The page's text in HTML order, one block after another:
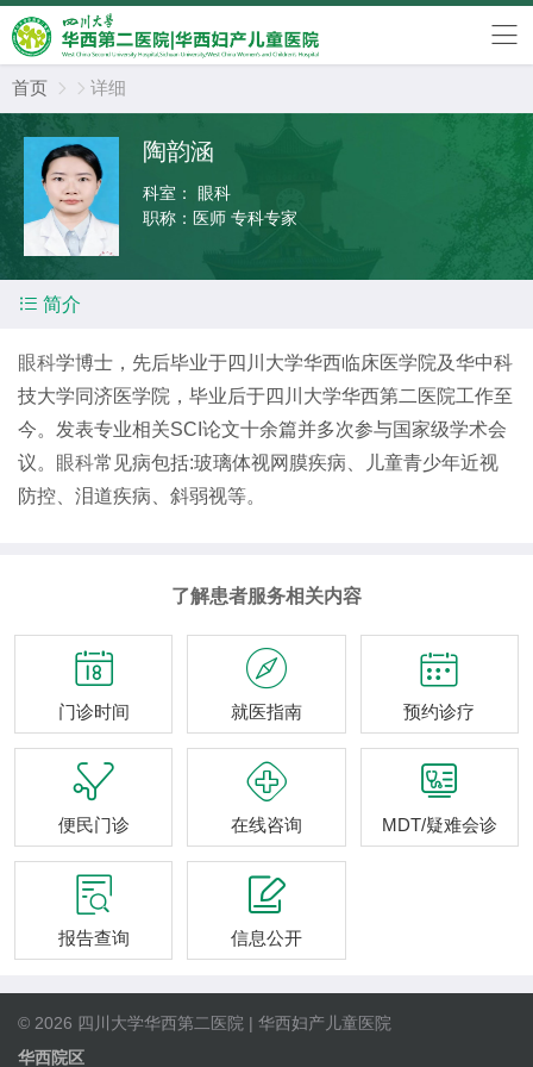
首页   详细
陶韵涵
科室：
眼科
职称： 医师 专科专家
 简介
眼科学博士，先后毕业于四川大学华西临床医学院及华中科
技大学同济医学院，毕业后于四川大学华西第二医院工作至
今。发表专业相关SCI 论文十余篇并多次参与国家级学术会
议。
眼科常见病包括:玻璃体视网膜疾病、儿童青少年近视
防控、泪道疾病、斜弱视等。
了解患者服务相关内容

门诊时间

就医指南

预约诊疗

便民门诊

在线咨询

MDT/疑难会诊

报告查询

信息公开
© 2026 四川大学华西第二医院 | 华西妇产儿童医院
华西院区